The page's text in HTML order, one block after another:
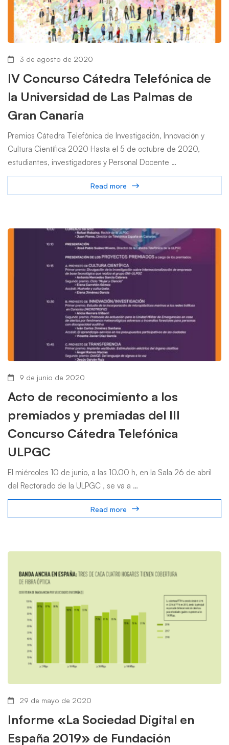
3 de agosto de 2020
IV Concurso Cátedra Telefónica de
la Universidad de Las Palmas de
Gran Canaria
Premios Cátedra Telefónica de Investigación, Innovación y
Cultura Científica 2020 Hasta el 5 de octubre de 2020,
estudiantes, investigadores y Personal Docente …
Read more
9 de junio de 2020
Acto de reconocimiento a los
premiados y premiadas del III
Concurso Cátedra Telefónica
ULPGC
El miércoles 10 de junio, a las 10.00 h, en la Sala 26 de abril
del Rectorado de la ULPGC , se va a …
Read more
29 de mayo de 2020
Informe «La Sociedad Digital en
España 2019» de Fundación